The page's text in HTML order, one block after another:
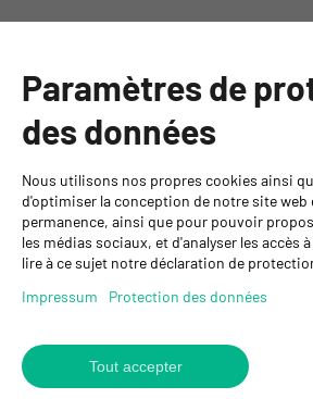
Informations
GYSO SA
Succursale Crissier
Chemin de Closalet 20
1023 Crissier
+41 21 637 70 90
www.gyso.ch
Paramètres de
des données
Nous utilisons nos propres cookies ainsi
d'optimiser la conception de notre site web
permanence, ainsi que pour pouvoir
les médias sociaux, et d'analyser les accès
lire à ce sujet notre déclaration de
Impressum
Protection des données
Tout accepter